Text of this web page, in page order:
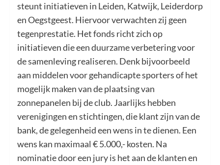
steunt initiatieven in Leiden, Katwijk, Leiderdorp
en Oegstgeest. Hiervoor verwachten zij geen
tegenprestatie. Het fonds richt zich op
initiatieven die een duurzame verbetering voor
de samenleving realiseren. Denk bijvoorbeeld
aan middelen voor gehandicapte sporters of het
mogelijk maken van de plaatsing van
zonnepanelen bij de club. Jaarlijks hebben
verenigingen en stichtingen, die klant zijn van de
bank, de gelegenheid een wens in te dienen. Een
wens kan maximaal € 5.000,- kosten. Na
nominatie door een jury is het aan de klanten en